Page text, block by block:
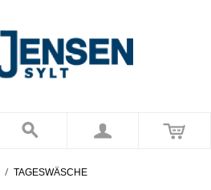
/ TAGESWÄSCHE